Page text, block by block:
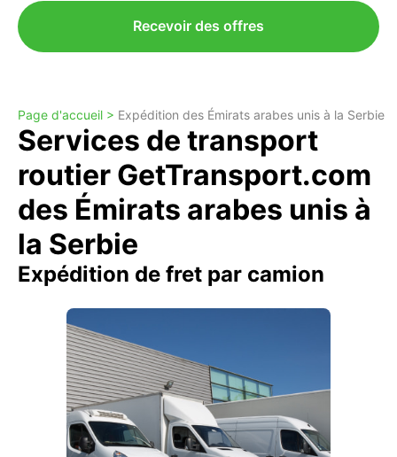
Recevoir des offres
Page d'accueil > Expédition des Émirats arabes unis à la Serbie
Services de transport
routier GetTransport.com
des Émirats arabes unis à
la Serbie
Expédition de fret par camion